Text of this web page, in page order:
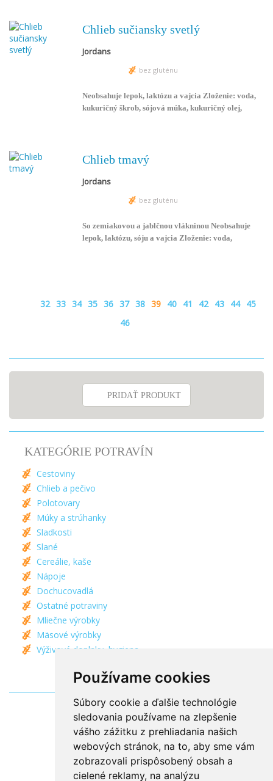
Používame cookies
Súbory cookie a ďalšie technológie
sledovania používame na zlepšenie
vášho zážitku z prehliadania našich
webových stránok, na to, aby sme vám
zobrazovali prispôsobený obsah a
cielené reklamy, na analýzu
výrobku obsahuje: bielkovina g; tuk g; sacharidy g
Balenie: perforovaná potravinárska fólia
Trvanlivosť: 5 - 7 dní, vhodné na zmrazenie.
Chlieb sučiansky svetlý
Jordans
bez gluténu
Neobsahuje lepok, laktózu a vajcia Zloženie: voda,
kukuričný škrob, sójová múka, kukuričný olej,
perforovaná potravinárska fólia Trvanlivosť: 5 - 7
dní, vhodné na zmrazenie
Chlieb tmavý
Jordans
bez gluténu
So zemiakovou a jablčnou vlákninou Neobsahuje
lepok, laktózu, sóju a vajcia Zloženie: voda,
obsahuje: bielkovina 0,72g; tuk 0,58g; sacharidy
Trvanlivosť: 5 - 7 dní, vhodné na zmrazenie
32 33 34 35 36 37 38 39 40 41 42 43 44 45
46
PRIDAŤ PRODUKT
KATEGÓRIE POTRAVÍN
Cestoviny
Chlieb a pečivo
Polotovary
Múky a strúhanky
Sladkosti
Slané
Cereálie, kaše
Nápoje
Dochucovadlá
Ostatné potraviny
Mliečne výrobky
Mäsové výrobky
Výživové doplnky, hygiena